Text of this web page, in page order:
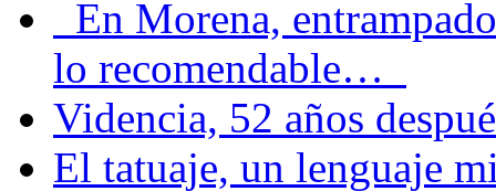
En Morena,
lo recomendable…
Videncia, 52 años
El tatuaje, un lenguaje